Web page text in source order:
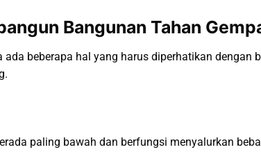
Bangunan Tahan
beberapa hal yang harus diperhatikan dengan
paling bawah dan berfungsi menyalurkan